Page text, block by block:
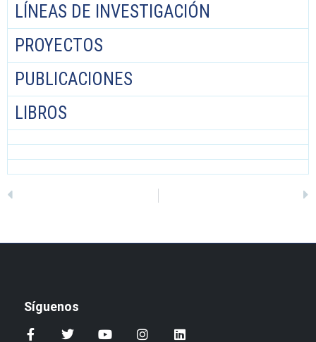
LÍNEAS DE INVESTIGACIÓN
PROYECTOS
PUBLICACIONES
LIBROS
Síguenos